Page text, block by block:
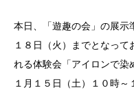
本日、「遊趣の会」の展示
１８日（火）までとなっ
れる体験会「アイロンで染
１月１５日（土）１０時